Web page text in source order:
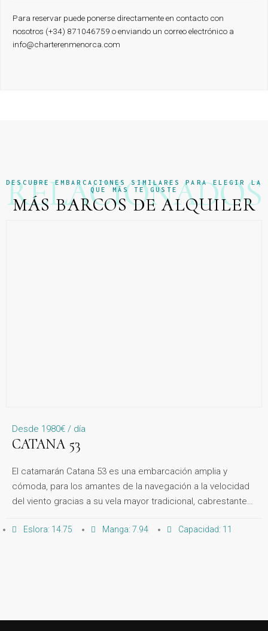
Para reservar puede ponerse directamente en contacto con
nosotros (+34) 871046759 o enviando un correo electrónico a
info@charterenmenorca.com
RELACIONADOS
DESCUBRE EMBARCACIONES SIMILARES PARA ELEGIR LA
QUE MÁS TE GUSTE
MÁS BARCOS DE ALQUILER
Desde 1980€ / día
CATANA 53
El catamarán Catana 53 es una embarcación amplia y
cómoda, para los amantes de la navegación a la velocidad
del viento gracias a su vela mayor tradicional, cabrestantes
Eslora: 14.75 Manga: 7.94 Capacidad: 11